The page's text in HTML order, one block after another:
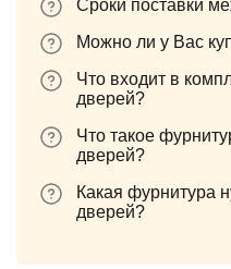
Сроки поставки
Можно ли у Вас
Что входит в
дверей?
Что такое
дверей?
Какая фурнитура
дверей?